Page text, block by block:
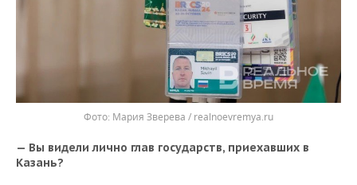
Мария Зверева / realnoevremya.ru
— Вы видели лично глав государств, приехавших в
Казань?